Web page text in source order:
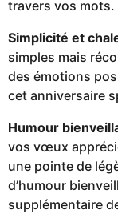
travers vos mots.
Simplicité et
simples mais
des émotions
cet anniversaire
Humour
vos vœux
une pointe de
d’humour
supplémentaire